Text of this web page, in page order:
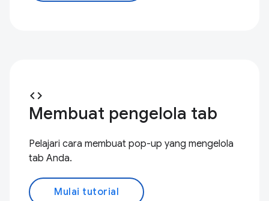
code
Membuat pengelola tab
Pelajari cara membuat pop-up yang mengelola
tab Anda.
Mulai tutorial